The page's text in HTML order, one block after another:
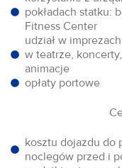
pokładach statku:
Fitness Center
udział w
w teatrze,
animacje
opłaty portowe
kosztu dojazdu do
noclegów przed i